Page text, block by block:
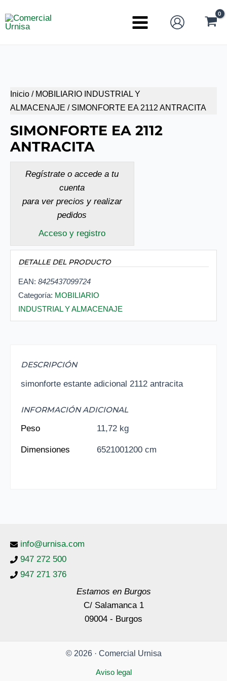
al
Main
Inicio / MOBILIARIO INDUSTRIAL Y
ALMACENAJE / SIMONFORTE EA 2112 ANTRACITA
SIMONFORTE EA 2112
ANTRACITA
Regístrate o accede a tu
cuenta
para ver precios y realizar
pedidos
Acceso y registro
DETALLE DEL PRODUCTO
EAN: 8425437099724
Categoría: MOBILIARIO
INDUSTRIAL Y ALMACENAJE
DESCRIPCIÓN
simonforte estante adicional 2112 antracita
INFORMACIÓN ADICIONAL
Peso
11,72 kg
Dimensiones 6521001200 cm
info@urnisa.com
947 272 500
947 271 376
Estamos en Burgos
C/ Salamanca 1
09004 - Burgos
© 2026 · Comercial Urnisa
Aviso legal